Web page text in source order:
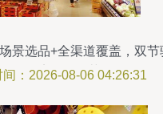
景选品+全渠道覆盖，双节
日经济强劲复苏
间：2026-08-06 04:26:31